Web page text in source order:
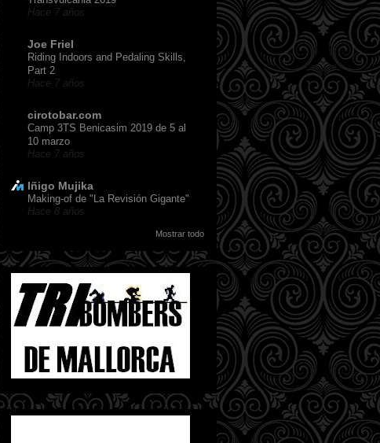
Hace 7 años
Joe Friel
Riding Indoors and Pedaling Skills,
Part 2
Hace 7 años
cirotobar.com
Camp 3TS Benicasim 2019 de 5 al
10 marzo
Hace 7 años
Iñigo Mujika
Making-of de "La Revisión Gigante"
Hace 8 años
Mostrar todo